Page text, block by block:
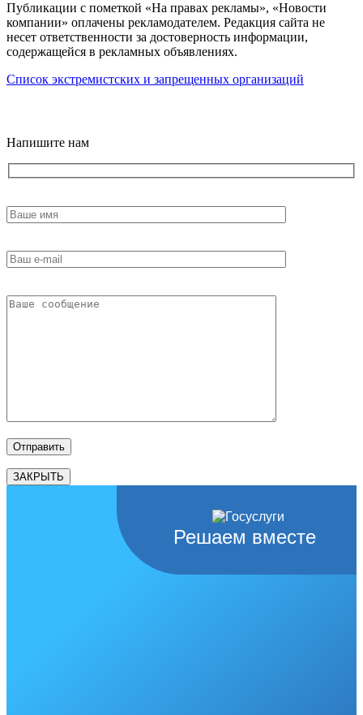
Публикации с пометкой «На правах рекламы», «Новости
компании» оплачены рекламодателем. Редакция сайта не
несет ответственности за достоверность информации,
содержащейся в рекламных объявлениях.
Список экстремистских и запрещенных организаций
Напишите нам
ЗАКРЫТЬ
Решаем вместе